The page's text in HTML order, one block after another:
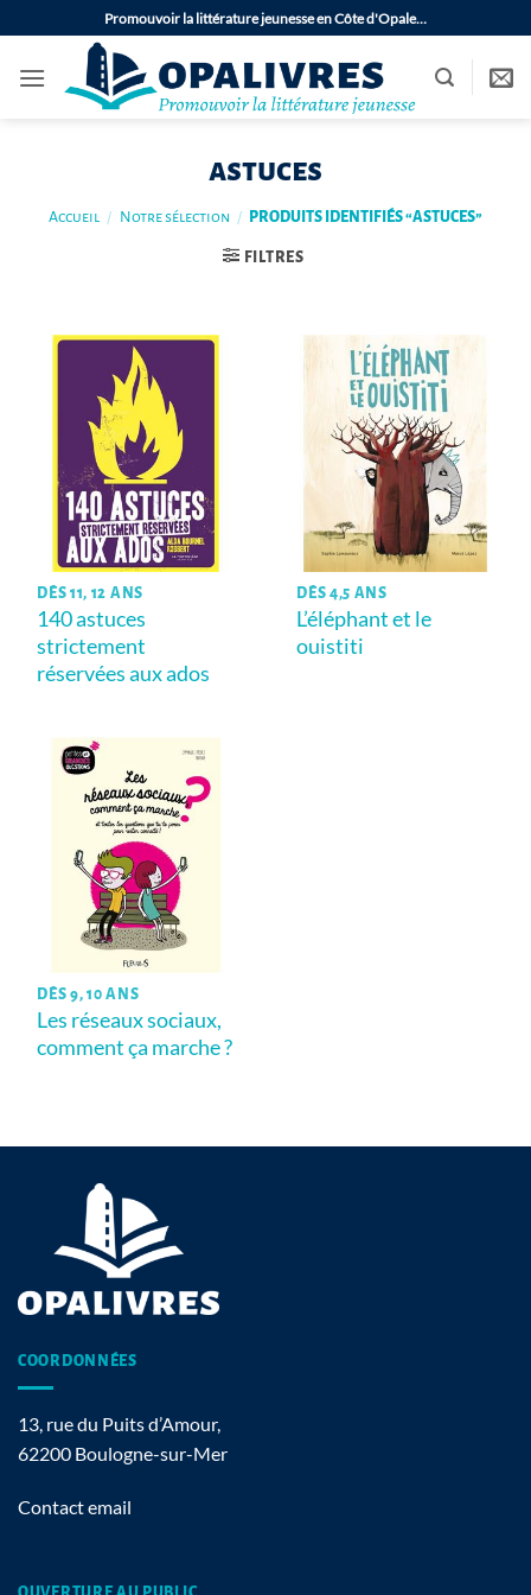
au
contenu
Promouvoir la littérature jeunesse en Côte d'Opale…
astuces
Accueil / Notre sélection / PRODUITS IDENTIFIÉS “ASTUCES”
FILTRES
DÈS 11, 12 ANS
140 astuces
strictement
réservées aux ados
DÈS 4,5 ANS
L’éléphant et le
ouistiti
DÈS 9, 10 ANS
Les réseaux sociaux,
comment ça marche ?
COORDONNÉES
13, rue du Puits d’Amour,
62200 Boulogne-sur-Mer
Contact email